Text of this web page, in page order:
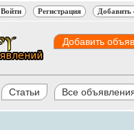
Войти Регистрация Добавить
Добавить
Статьи Все